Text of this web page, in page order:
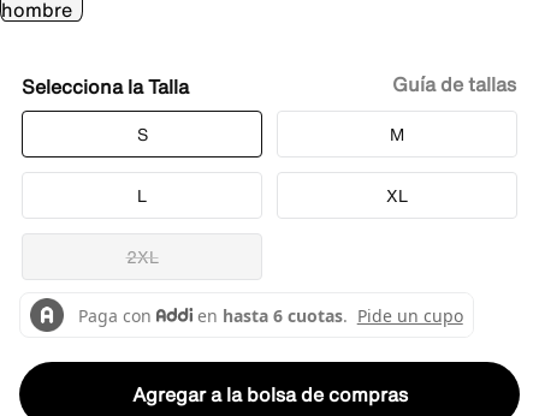
Talla
S M
L XL
2XL
Guía de tallas
Agregar a la bolsa de compras